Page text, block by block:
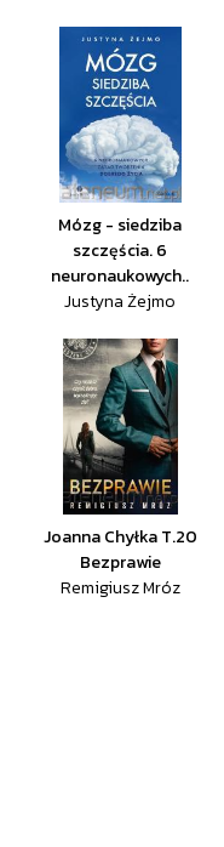
Mózg - siedziba
szczęścia. 6
neuronaukowych..
Justyna Żejmo
Joanna Chyłka T.20
Bezprawie
Remigiusz Mróz